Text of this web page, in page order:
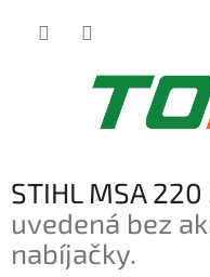
STIHL MSA 220
uvedená bez
nabíjačky.